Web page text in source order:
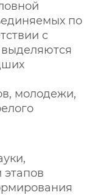
по
с
молодежи,